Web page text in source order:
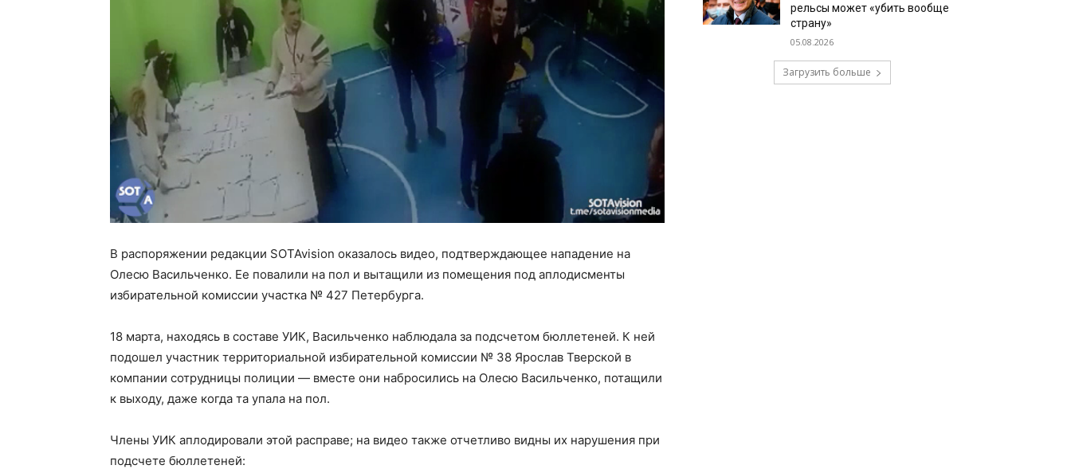
В распоряжении редакции SOTAvision оказалось видео, подтверждающее нападение на
Олесю Васильченко. Ее повалили на пол и вытащили из помещения под аплодисменты
избирательной комиссии участка № 427 Петербурга.
18 марта, находясь в составе УИК, Васильченко наблюдала за подсчетом бюллетеней. К ней
подошел участник территориальной избирательной комиссии № 38 Ярослав Тверской в
компании сотрудницы полиции — вместе они набросились на Олесю Васильченко, потащили
к выходу, даже когда та упала на пол.
Члены УИК аплодировали этой расправе; на видео также отчетливо видны их нарушения при
подсчете бюллетеней:
рельсы может «убить вообще
страну»
05.08.2026
Загрузить больше